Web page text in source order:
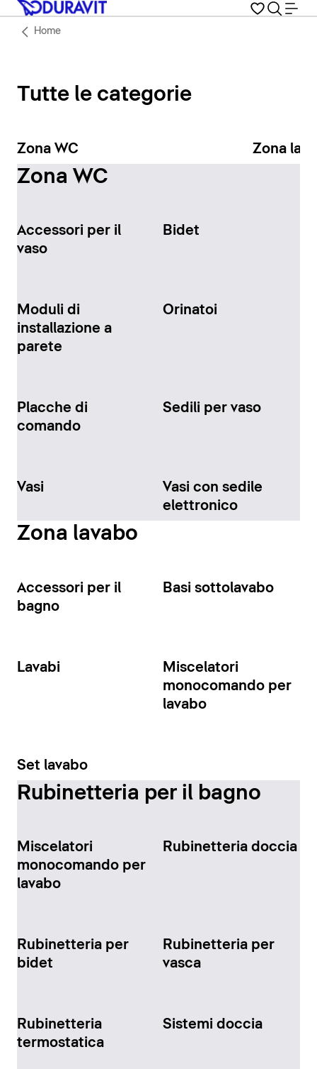
Home
Tutte le categorie
Zona WC Zona
Zona WC
Accessori per il
vaso
Bidet
Moduli di
installazione a
parete
Orinatoi
Placche di
comando
Sedili per vaso
Vasi
Vasi con sedile
elettronico
Zona lavabo
Accessori per il
bagno
Basi sottolavabo
Lavabi
Miscelatori
monocomando per
lavabo
Set lavabo
Rubinetteria per il bagno
Miscelatori
monocomando per
lavabo
Rubinetteria doccia
Rubinetteria per
bidet
Rubinetteria per
vasca
Rubinetteria
termostatica
Sistemi doccia